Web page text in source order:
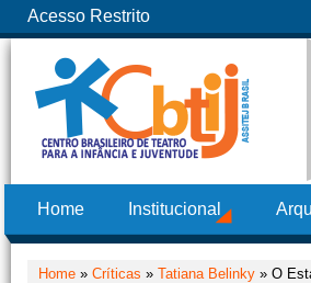
Acesso Restrito
Home Institucional
Home » Críticas » Tatiana Belinky » O